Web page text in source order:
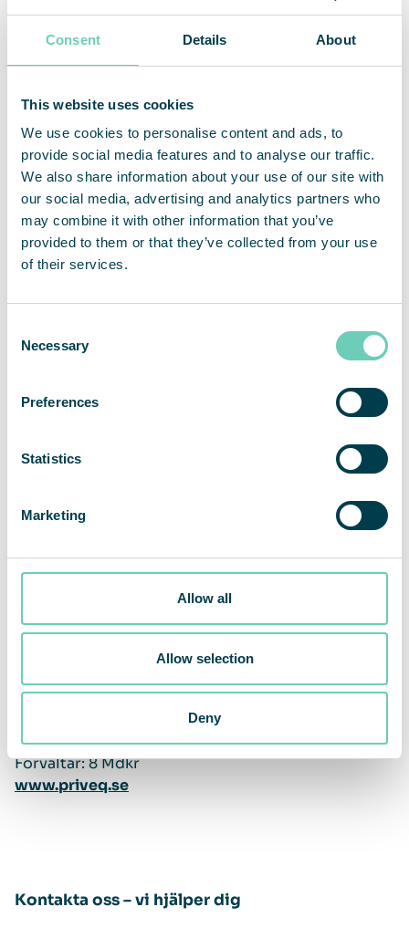
Consent Details About
This website uses cookies
We use cookies to personalise content and ads, to
provide social media features and to analyse our traffic.
We also share information about your use of our site with
our social media, advertising and analytics partners who
may combine it with other information that you’ve
provided to them or that they’ve collected from your use
of their services.
Selection
Necessary
Preferences
Statistics
Marketing
Allow all
Allow selection
Deny
lunchrummet och i loungen. Nästa steg kan vara
konferensrummet, där det under normala
omständigheter ofta hålls heldagsmöten.
Priveq är ett riskkapitalbolag som utvecklar
onoterade bolag och hjälper dem att växa. De
förvaltar fonder till ett värde av ca 8 miljarder
QleanAir Scandinavia.
mängd olika branscher.
Antal anställda: 16 st
Förvaltar: 8 Mdkr
www.priveq.se
Kontakta oss – vi hjälper dig